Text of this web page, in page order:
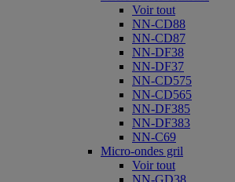
Voir tout
NN-CD88
NN-CD87
NN-DF38
NN-DF37
NN-CD575
NN-CD565
NN-DF385
NN-DF383
NN-C69
Micro-ondes gril
Voir tout
NN-GD38